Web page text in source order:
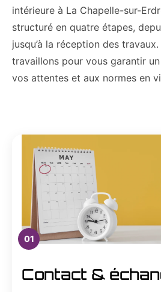
intérieure à La Chapelle-sur-
structuré en quatre étapes,
jusqu’à la réception des
travaillons pour vous garantir
vos attentes et aux normes en
01
Contact &